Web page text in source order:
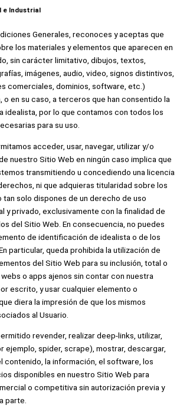
e Industrial
Generales, reconoces y aceptas que
los materiales y elementos que aparecen en
sin carácter limitativo, dibujos, textos,
imágenes, audio, video, signos distintivos,
comerciales, dominios, software, etc.)
en su caso, a terceros que han consentido la
idealista, por lo que contamos con todos los
para su uso.
acceder, usar, navegar, utilizar y/o
nuestro Sitio Web en ningún caso implica que
transmitiendo u concediendo una licencia
ni que adquieras titularidad sobre los
tan solo dispones de un derecho de uso
y privado, exclusivamente con la finalidad de
del Sitio Web. En consecuencia, no puedes
de identificación de idealista o de los
particular, queda prohibida la utilización de
del Sitio Web para su inclusión, total o
o apps ajenos sin contar con nuestra
escrito, y usar cualquier elemento o
diera la impresión de que los mismos
al Usuario.
revender, realizar deep-links, utilizar,
ejemplo, spider, scrape), mostrar, descargar,
contenido, la información, el software, los
disponibles en nuestro Sitio Web para
o competitiva sin autorización previa y
parte.